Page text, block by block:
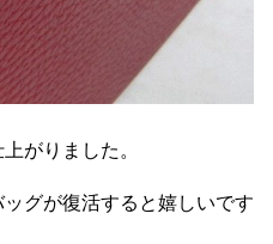
がりました。
グが復活すると嬉しいです